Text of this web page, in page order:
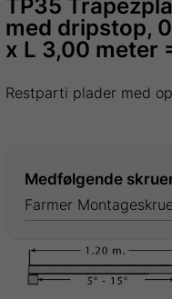
TP35
med dripstop,
x L 3,00 meter
Restparti plader med
Medfølgende
Farmer